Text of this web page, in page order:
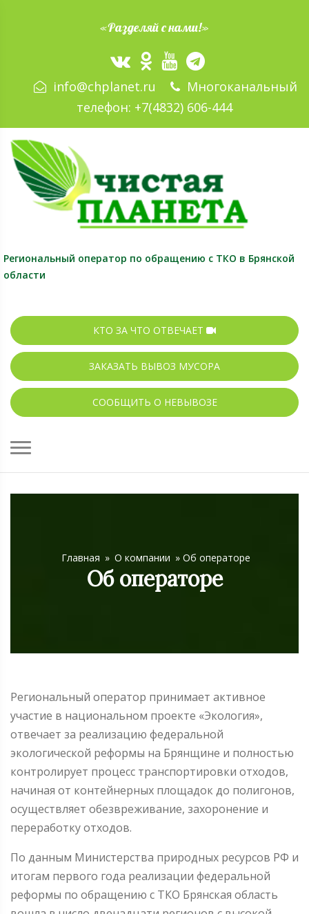
«Разделяй с нами!»
info@chplanet.ru
Многоканальный
телефон: +7(4832) 606-444
Региональный оператор по обращению с ТКО в Брянской
области
КТО ЗА ЧТО ОТВЕЧАЕТ
ЗАКАЗАТЬ ВЫВОЗ МУСОРА
СООБЩИТЬ О НЕВЫВОЗЕ
Главная » О компании » Об операторе
Об операторе
Региональный оператор принимает активное
участие в национальном проекте «Экология»,
отвечает за реализацию федеральной
экологической реформы на Брянщине и полностью
контролирует процесс транспортировки отходов,
начиная от контейнерных площадок до полигонов,
осуществляет обезвреживание, захоронение и
переработку отходов.
По данным Министерства природных ресурсов РФ и
итогам первого года реализации федеральной
реформы по обращению с ТКО Брянская область